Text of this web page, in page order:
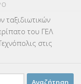
του ΓΕΛ
στις